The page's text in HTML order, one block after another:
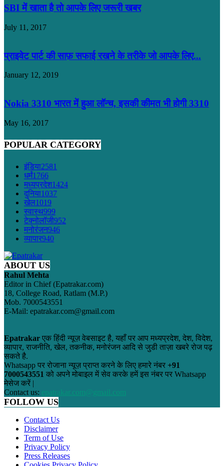
SBI में खाता है तो आपके लिए जरूरी खबर
July 11, 2017
प्राइवेट पार्ट की साफ़ सफाई रखने के तरीके जो आपके लिए...
January 12, 2019
Nokia 3310 भारत में हुआ लॉन्च, इसकी कीमत भी होगी 3310
May 16, 2017
POPULAR CATEGORY
इंडिया2581
धर्मं1766
मध्यप्रदेश1424
दुनिया1037
खेल1019
स्वास्थ999
टेक्नोलॉजी952
मनोरंजन946
व्यापार940
ABOUT US
Rahul Mehta
Editor in Chief (Epatrakar.com)
18, College Road, Ratlam (M.P.)
Mob. 7000543551
E-Mail: epatrakar.com@gmail.com
Epatrakar एक हिंदी न्यूज़ वेबसाइट है, यहाँ पर आप मध्यप्रदेश, देश, विदेश,
व्यापार, राजनीति, खेल, तकनीक, मनोरंजन आदि से जुडी ताज़ा खबरे रोज पढ़
सकते है.
Whatsapp पर रोजाना न्यूज़ प्राप्त करने के लिए हमारे नंबर +91
7000543551 को अपने मोबाइल में सेव करके हमें इस नंबर पर Whatsapp
मेसेज करें |
Contact us: epatrakar.com@gmail.com
FOLLOW US
Contact Us
Disclaimer
Term of Use
Privacy Policy
Press Releases